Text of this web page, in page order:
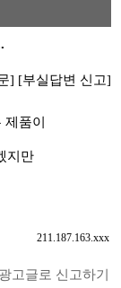
] [부실답변 신고]
품이
지만
211.187.163.xxx
고글로 신고하기